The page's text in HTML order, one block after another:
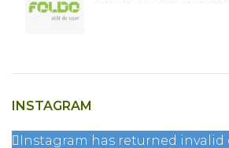
INSTAGRAM
Instagram has returned invalid